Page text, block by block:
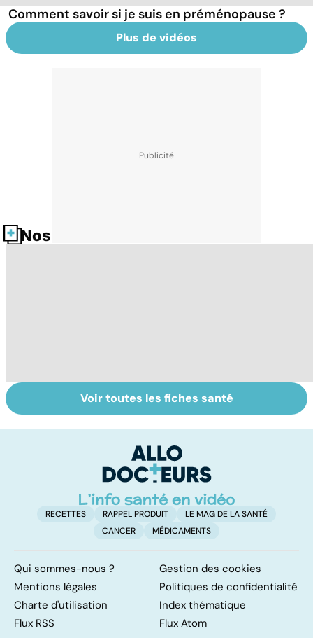
Comment savoir si je suis en préménopause ?
Plus de vidéos
Nos fiches santé
Grossesse et
alcool : quand
Dérèglement
hormonal : et si
surrénales ?
Voir toutes les fiches santé
RECETTES RAPPEL PRODUIT
LE MAG DE LA SANTÉ
CANCER
MÉDICAMENTS
Qui sommes-nous ?
Gestion des cookies
Mentions légales
Politiques de confidentialité
Charte d'utilisation
Index thématique
Flux RSS
Flux Atom